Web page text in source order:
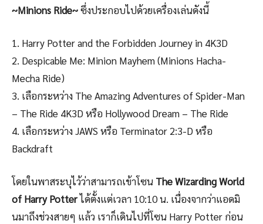
~Minions Ride~ซึ่งประกอบไปด้วยเครื่องเล่นดังนี้
1. Harry Potter and the Forbidden Journey in 4K3D
2. Despicable Me: Minion Mayhem (Minions Hacha-
Mecha Ride)
3. เลือกระหว่าง The Amazing Adventures of Spider-Man
– The Ride 4K3D หรือ Hollywood Dream – The Ride
4. เลือกระหว่าง JAWS หรือ Terminator 2:3-D หรือ
Backdraft
โดยในพาสระบุไว้ว่าสามารถเข้าโซน The Wizarding World
of Harry Potterได้ตั้งแต่เวลา 10:10 น. เนื่องจากว่าแอดมิ
นมาถึงช่วงสายๆ แล้ว เราก็เดินไปที่โซน Harry Potter ก่อน